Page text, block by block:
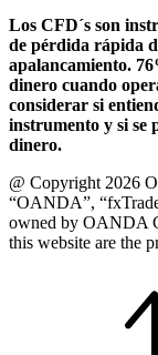
Los CFD´s son
de pérdida rápida
apalancamiento.
dinero cuando
considerar si
instrumento y si se
dinero.
@ Copyright 2026
“OANDA”,
owned by OANDA
this website are the